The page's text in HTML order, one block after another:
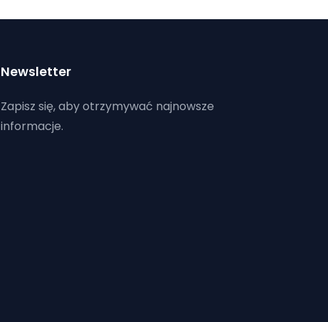
Newsletter
Zapisz się, aby otrzymywać najnowsze
informacje.